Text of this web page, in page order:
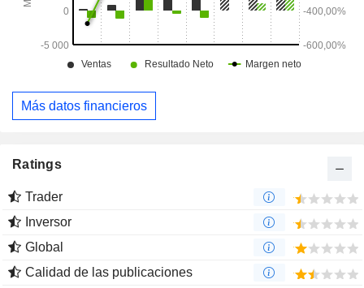
Más datos financieros
Ratings
Trader
Inversor
Global
Calidad de las publicaciones